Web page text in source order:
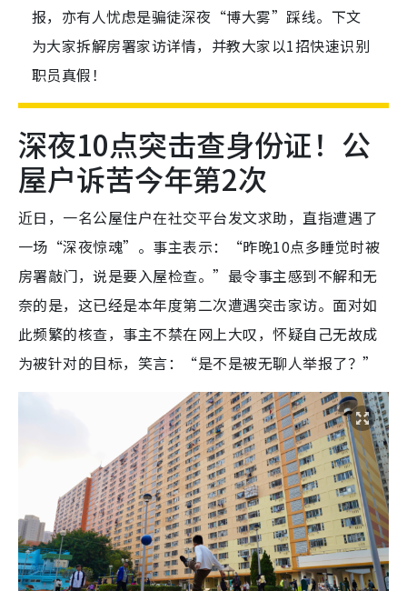
报，亦有人忧虑是骗徒深夜“博大雾”踩线。下文
为大家拆解房署家访详情，并教大家以1招快速识别
职员真假！
深夜10点突击查身份证！公
屋户诉苦今年第2次
近日，一名公屋住户在社交平台发文求助，直指遭遇了
一场“深夜惊魂”。事主表示：“昨晚10点多睡觉时被
房署敲门，说是要入屋检查。”最令事主感到不解和无
奈的是，这已经是本年度第二次遭遇突击家访。面对如
此频繁的核查，事主不禁在网上大叹，怀疑自己无故成
为被针对的目标，笑言：“是不是被无聊人举报了？”